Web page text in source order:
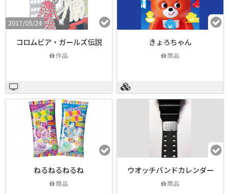
2017/05/24
コロムビア・ガールズ伝説
作品
きょろちゃん
商品
ねるねるねるね
商品
ウオッチバンドカレンダー
商品